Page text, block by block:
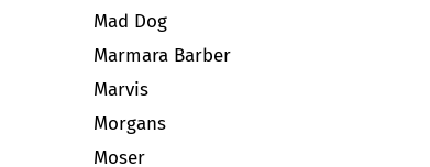
Mad Dog
Marmara Barber
Marvis
Morgans
Moser